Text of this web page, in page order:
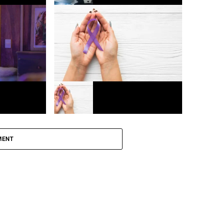
funcional
mais
Mercado automotivo registra 3º melhor
mês de julho em vendas de veículos
a Agosto lilás: Fortaleza realiza ações
mulher